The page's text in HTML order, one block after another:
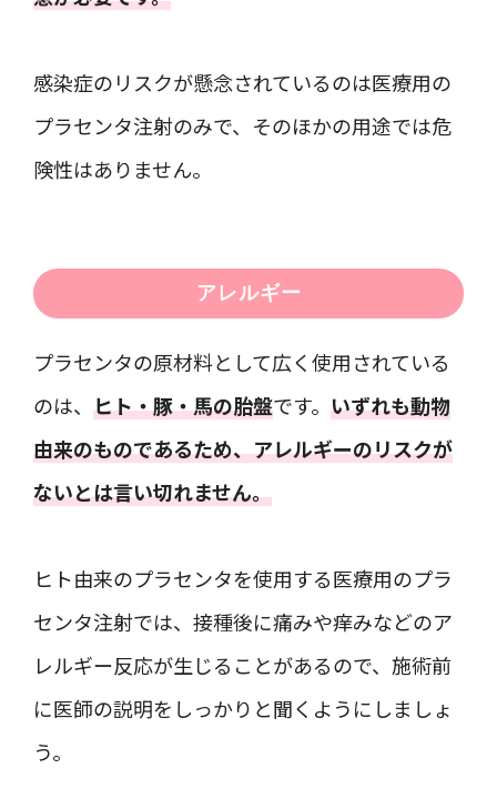
感染症のリスクが懸念されているのは医療用の
プラセンタ注射のみで、そのほかの用途では危
険性はありません。
アレルギー
プラセンタの原材料として広く使用されている
のは、 ヒト・豚・馬の胎盤です。 いずれも動物
由来のものであるため、アレルギーのリスクが
ないとは言い切れません。
ヒト由来のプラセンタを使用する医療用のプラ
センタ注射では、接種後に痛みや痒みなどのア
レルギー反応が生じることがあるので、施術前
に医師の説明をしっかりと聞くようにしましょ
う。